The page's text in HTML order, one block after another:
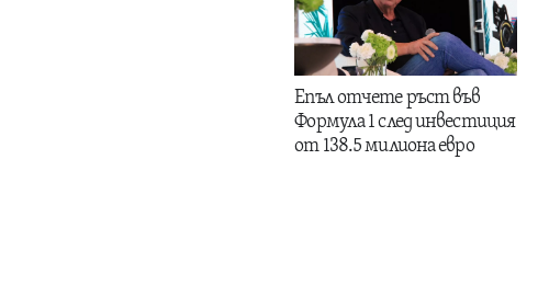
Епъл отчете ръст във
Формула 1 след инвестиция
от 138.5 милиона евро